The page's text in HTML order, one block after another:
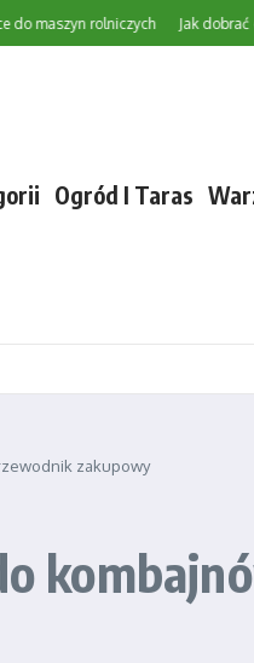
rolniczych Jak dobrać części
Ogród I Taras
zakupowy